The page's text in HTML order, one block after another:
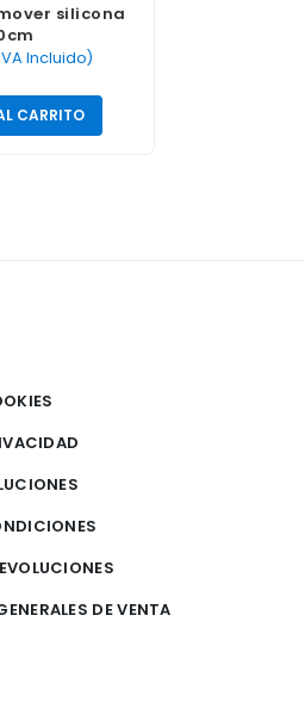
silicona
Incluido)
CARRITO
DE VENTA